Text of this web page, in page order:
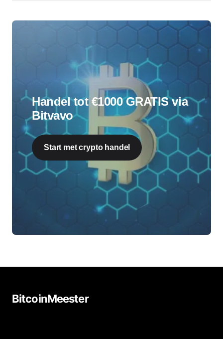
Handel tot €1000 GRATIS via
Bitvavo
Start met crypto handel
BitcoinMeester